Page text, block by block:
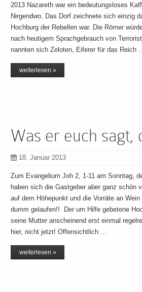
2013 Nazareth war ein bedeutungsloses
Nirgendwo. Das Dorf zeichnete sich einzig
Hochburg der Rebellen war. Die Römer
nach heutigem Sprachgebrauch von
nannten sich Zeloten, Eiferer für das Reich …
weiterlesen »
Was er euch sagt,
18. Januar 2013
Zum Evangelium Joh 2, 1-11 am Sonntag,
haben sich die Gastgeber aber ganz schön
auf dem Höhepunkt und die Vorräte an
dumm gelaufen!! Der um Hilfe gebetene
seine Mutter anscheinend erst einmal
hier, nicht jetzt! Offensichtlich …
weiterlesen »